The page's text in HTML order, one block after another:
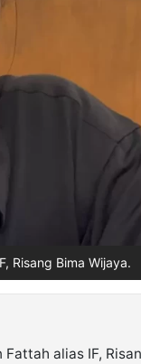
Risang Bima Wijaya.
alias IF,